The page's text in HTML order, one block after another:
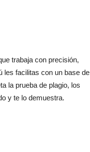
trabaja con precisión,
les facilitas con un base de
la prueba de plagio, los
y te lo demuestra.